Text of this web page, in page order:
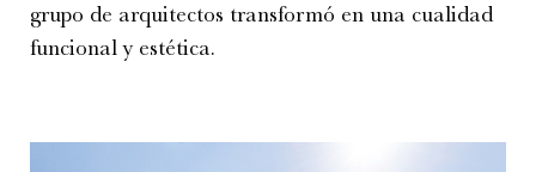
grupo de arquitectos transformó en una cualidad
funcional y estética.